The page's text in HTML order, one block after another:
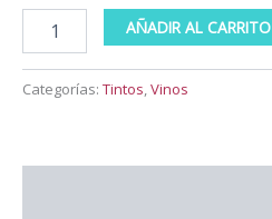
AÑADIR AL CARRITO
Categorías: Tintos,Vinos